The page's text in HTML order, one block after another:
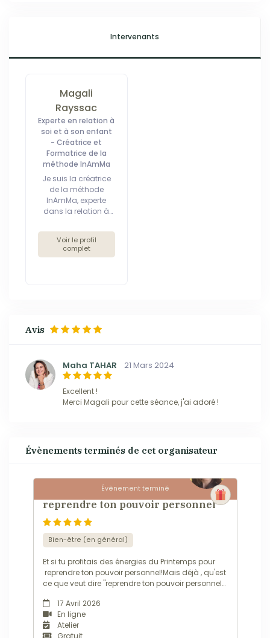
Intervenants
Magali
Rayssac
Experte en relation à
soi et à son enfant
- Créatrice et
Formatrice de la
méthode InAmMa
Je suis la créatrice
de la méthode
InAmMa, experte
dans la relation à
artiste dans l'âme.
Je t'aide à avoir une
belle relation avec
Voir le profil
complet
Avis
Maha TAHAR 21 Mars 2024
Excellent !
Merci Magali pour cette séance, j'ai adoré !
Évènements terminés de cet organisateur
Évènement terminé
L'Expérience InAmMa d'Avril pour
reprendre ton pouvoir personnel
Bien-être (en général)
Et si tu profitais des énergies du Printemps pour
reprendre ton pouvoir personnel!Mais déjà , qu'est
ce que veut dire "reprendre ton pouvoir personnel?
d'être sous emprise-d'écouter la voix des autres
que tu prends pour vrai-de dé...
17 Avril 2026
En ligne
Atelier
Gratuit